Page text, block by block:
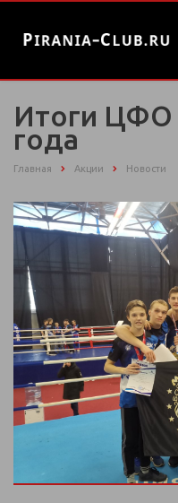
Итоги ЦФО
года
Главная Акции Новости